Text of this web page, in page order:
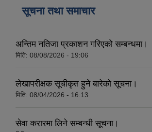
सूचना तथा समाचार
अन्तिम नतिजा प्रकाशन गरिएको सम्बन्धमा।
मिति: 08/08/2026 - 19:06
लेखापरीक्षक सूचीकृत हुने बारेको सूचना।
मिति: 08/04/2026 - 16:13
सेवा करारमा लिने सम्बन्धी सूचना।